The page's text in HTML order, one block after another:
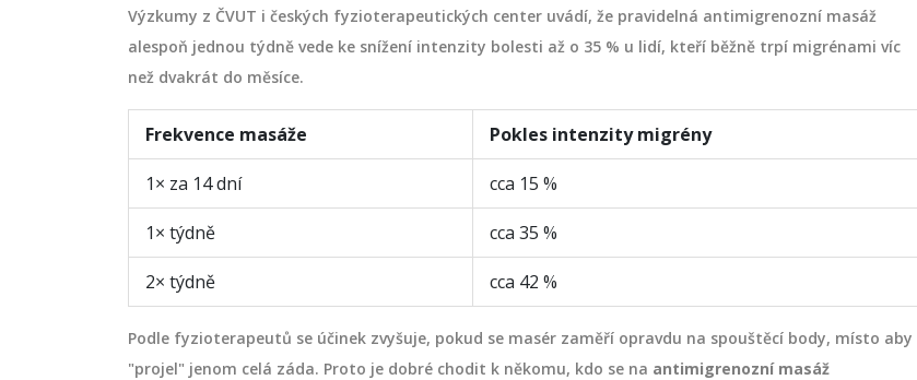
Výzkumy z ČVUT i českých fyzioterapeutických center uvádí, že pravidelná antimigrenozní masáž
alespoň jednou týdně vede ke snížení intenzity bolesti až o 35 % u lidí, kteří běžně trpí migrénami víc
než dvakrát do měsíce.
Frekvence masáže Pokles intenzity migrény
1× za 14 dní cca 15 %
1× týdně cca 35 %
2× týdně cca 42 %
Podle fyzioterapeutů se účinek zvyšuje, pokud se masér zaměří opravdu na spouštěcí body, místo aby
"projel" jenom celá záda. Proto je dobré chodit k někomu, kdo se na antimigrenozní masáž